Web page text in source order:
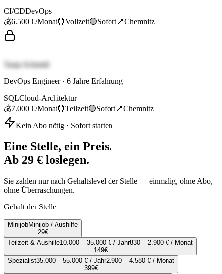
CI/CDDevOps
💰6.500 €/Monat⏰Vollzeit🟢Sofort 📍Chemnitz
Tanja Schmidt
DevOps Engineer· 6 Jahre Erfahrung
SQLCloud-Architektur
💰7.000 €/Monat⏰Teilzeit🟢Sofort 📍Chemnitz
Kein Abo nötig · Sofort starten
Eine Stelle, ein Preis.
Ab 29 € loslegen.
Sie zahlen nur nach Gehaltslevel der Stelle — einmalig, ohne Abo,
ohne Überraschungen.
Gehalt der Stelle
MinijobMinijob / Aushilfe
29€
Teilzeit & Aushilfe10.000 – 35.000 € / Jahr830 – 2.900 € / Monat
149€
Spezialist35.000 – 55.000 € / Jahr2.900 – 4.580 € / Monat
399€